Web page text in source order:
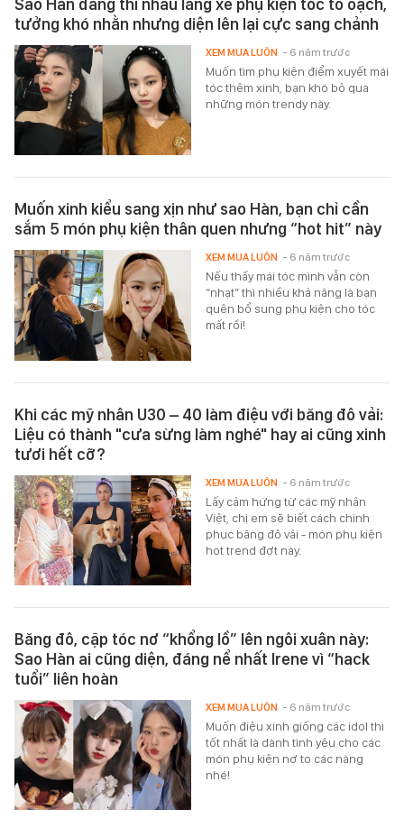
Sao Hàn đang thi nhau lăng xê phụ kiện tóc to oạch,
tưởng khó nhằn nhưng diện lên lại cực sang chảnh
Muốn tìm phụ kiện điểm xuyết mái
tóc thêm xinh, bạn khó bỏ qua
những món trendy này.
XEM MUA LUÔN - 6 năm trước
Muốn xinh kiểu sang xịn như sao Hàn, bạn chỉ cần
sắm 5 món phụ kiện thân quen nhưng “hot hit” này
Nếu thấy mái tóc mình vẫn còn
“nhạt” thì nhiều khả năng là bạn
quên bổ sung phụ kiện cho tóc
mất rồi!
XEM MUA LUÔN - 6 năm trước
Khi các mỹ nhân U30 – 40 làm điệu với băng đô vải:
Liệu có thành "cưa sừng làm nghé" hay ai cũng xinh
tươi hết cỡ?
Lấy cảm hứng từ các mỹ nhân
Việt, chị em sẽ biết cách chinh
phục băng đô vải - món phụ kiện
hot trend đợt này.
XEM MUA LUÔN - 6 năm trước
Băng đô, cặp tóc nơ “khổng lồ” lên ngôi xuân này:
Sao Hàn ai cũng diện, đáng nể nhất Irene vì “hack
tuổi” liên hoàn
Muốn điệu xinh giống các idol thì
tốt nhất là dành tình yêu cho các
món phụ kiện nơ to các nàng
nhé!
XEM MUA LUÔN - 6 năm trước